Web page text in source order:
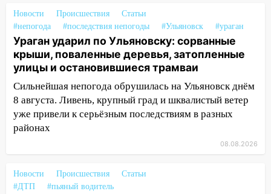
14:26
Жители Ульяновска сами
пытаются расчистить ливнёвки, не
дождавшись коммунальщиков
14:16 Шторм продолжает ломать город:
на улице Любови Шевцовой рухнул
светофор
14:14 Студента из Ульяновска обманули
мошенники под видом преподавателя
упавшее дерево или затопленную улицу
после непогоды
Новости Происшествия
Статьи
#непогода
#последствия непогоды #Ульяновск #ураган
Ураган ударил по Ульяновску: сорванные
крыши, поваленные деревья, затопленные
улицы и остановившиеся трамваи
Сильнейшая непогода обрушилась на Ульяновск днём
8 августа. Ливень, крупный град и шквалистый ветер
уже привели к серьёзным последствиям в разных
районах
08.08.2026
Новости Происшествия
Статьи
#ДТП
#пьяный водитель